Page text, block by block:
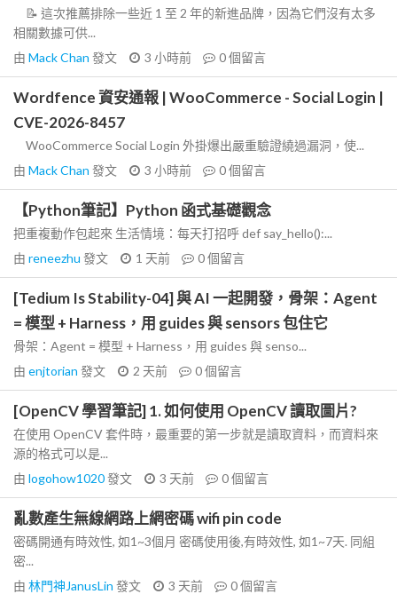
📝 這次推薦排除一些近 1 至 2 年的新進品牌，因為它們沒有太多
相關數據可供...
由 Mack Chan 發文 3 小時前 0個留言
Wordfence 資安通報 | WooCommerce - Social Login |
CVE-2026-8457
WooCommerce Social Login 外掛爆出嚴重驗證繞過漏洞，使...
由 Mack Chan 發文 3 小時前 0個留言
【Python筆記】Python 函式基礎觀念
把重複動作包起來 生活情境：每天打招呼 def say_hello():...
由 reneezhu 發文 1 天前 0個留言
[Tedium Is Stability-04] 與 AI 一起開發，骨架：Agent
= 模型 + Harness，用 guides 與 sensors 包住它
骨架：Agent = 模型 + Harness，用 guides 與 senso...
由 enjtorian 發文 2 天前 0個留言
[OpenCV 學習筆記] 1. 如何使用 OpenCV 讀取圖片?
在使用 OpenCV 套件時，最重要的第一步就是讀取資料，而資料來
源的格式可以是...
由 logohow1020發文 3 天前 0個留言
亂數產生無線網路上網密碼 wifi pin code
密碼開通有時效性, 如1~3個月 密碼使用後,有時效性, 如1~7天. 同組
密...
由 林門神JanusLin 發文 3 天前 0個留言